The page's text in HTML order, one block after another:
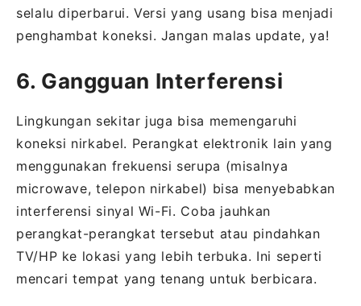
selalu diperbarui. Versi yang usang bisa menjadi
penghambat koneksi. Jangan malas update, ya!
6. Gangguan Interferensi
Lingkungan sekitar juga bisa memengaruhi
koneksi nirkabel. Perangkat elektronik lain yang
menggunakan frekuensi serupa (misalnya
microwave, telepon nirkabel) bisa menyebabkan
interferensi sinyal Wi-Fi. Coba jauhkan
perangkat-perangkat tersebut atau pindahkan
TV/HP ke lokasi yang lebih terbuka. Ini seperti
mencari tempat yang tenang untuk berbicara.